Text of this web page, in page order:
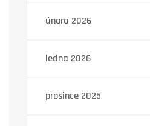
února 2026
ledna 2026
prosince 2025